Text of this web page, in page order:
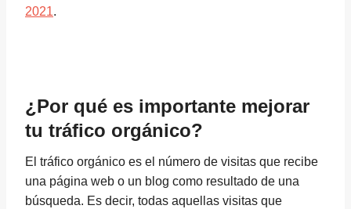
2021.
¿Por qué es importante mejorar
tu tráfico orgánico?
El tráfico orgánico es el número de visitas que recibe
una página web o un blog como resultado de una
búsqueda. Es decir, todas aquellas visitas que